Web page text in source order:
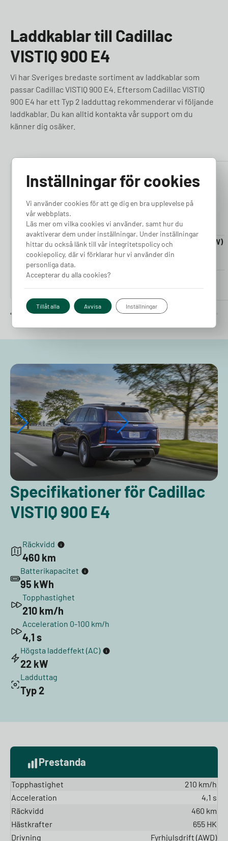
Laddkablar till Cadillac
VISTIQ 900 E4
Vi har Sveriges bredaste sortiment av laddkablar som
passar Cadillac VISTIQ 900 E4. Eftersom Cadillac VISTIQ
900 E4 har ett Typ 2 ladduttag rekommenderar vi följande
laddkablar. Du kan alltid kontakta vår support om du
känner dig osäker.
4.76
Laddkabel 5-20m (11kW)
Finns i lager
Pris från
2 380kr
Laddkabel 5-20m (22kW)
Finns i lager
2 980kr
Specifikationer för Cadillac
VISTIQ 900 E4
Räckvidd
460 km
Batterikapacitet
95 kWh
Topphastighet
210 km/h
Acceleration 0-100 km/h
4,1 s
Högsta laddeffekt (AC)
22 kW
Ladduttag
Typ 2
Prestanda
Topphastighet
210 km/h
Acceleration
4,1 s
Räckvidd
460 km
Hästkrafter
655 HK
Drivning
Fyrhjulsdrift (AWD)
Inställningar för cookies
Vi använder cookies för att ge dig en bra upplevelse på
vår webbplats.
Läs mer om vilka cookies vi använder, samt hur du
avaktiverar dem under inställningar. Under inställningar
hittar du också länk till vår integritetspolicy och
cookiepolicy, där vi förklarar hur vi använder din
personliga data.
Accepterar du alla cookies?
Tillåt alla Avvisa Inställningar